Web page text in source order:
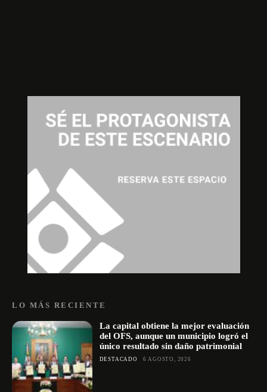
LO MÁS RECIENTE
La capital obtiene la mejor evaluación
del OFS, aunque un municipio logró el
único resultado sin daño patrimonial
DESTACADO 6 AGOSTO, 2026